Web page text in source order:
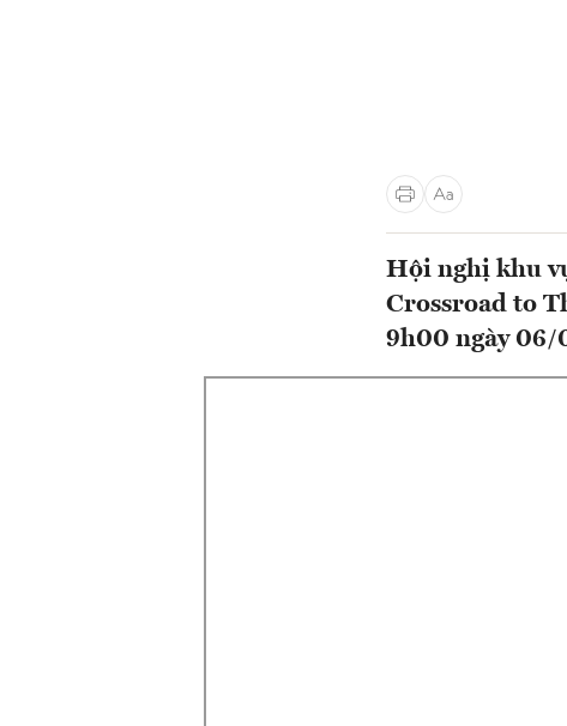
Hội nghị khu
Crossroad to
9h00 ngày